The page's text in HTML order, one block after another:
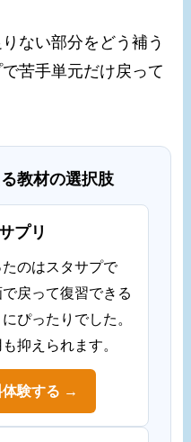
ない部分をどう補う
苦手単元だけ戻って
教材の選択肢
プリ
のはスタサプで
戻って復習できる
ぴったりでした。
抑えられます。
体験する →